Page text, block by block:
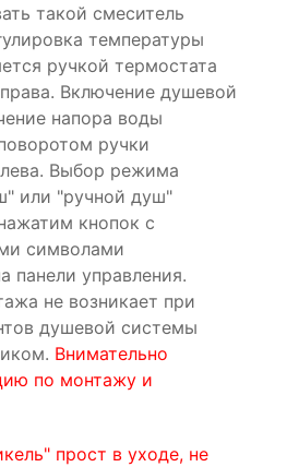
такой смеситель
температуры
ручкой термостата
Включение душевой
напора воды
ручки
Выбор режима
или "ручной душ"
кнопок с
символами
панели управления.
не возникает при
душевой системы
Внимательно
по монтажу и
прост в уходе, не